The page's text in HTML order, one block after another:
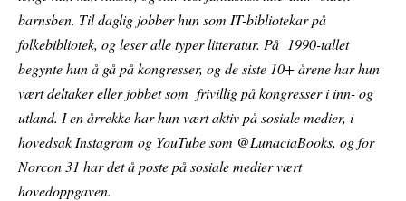
barnsben. Til daglig jobber hun som IT-bibliotekar på
folkebibliotek, og leser alle typer litteratur. På 1990-tallet
begynte hun å gå på kongresser, og de siste 10+ årene har hun
vært deltaker eller jobbet som frivillig på kongresser i inn- og
utland. I en årrekke har hun vært aktiv på sosiale medier, i
hovedsak Instagram og YouTube som @LunaciaBooks, og for
Norcon 31 har det å poste på sosiale medier vært
hovedoppgaven.